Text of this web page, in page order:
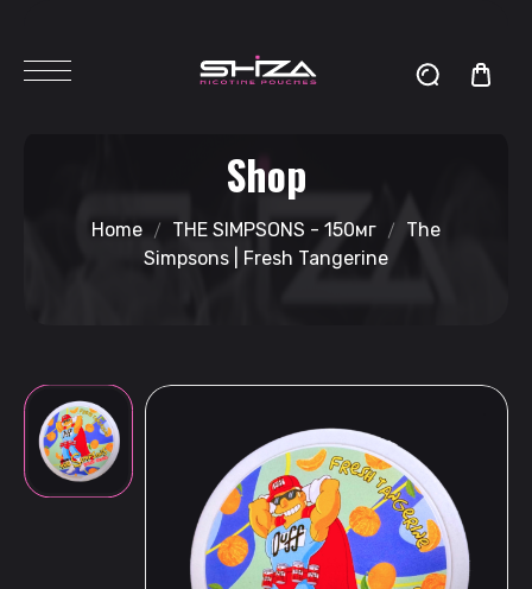
Shop
Home THE SIMPSONS - 150мг
The
Simpsons | Fresh Tangerine